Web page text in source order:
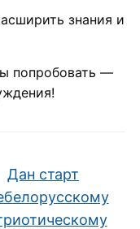
знания и
попробовать —
Дан старт